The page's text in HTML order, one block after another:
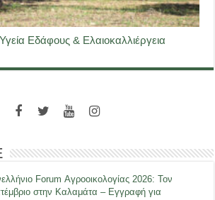
Εδάφους & Ελαιοκαλλιέργεια
Forum Αγροοικολογίας 2026: Τον
στην Καλαμάτα – Εγγραφή για